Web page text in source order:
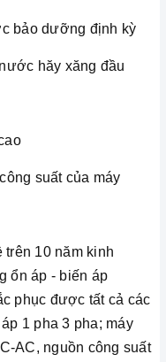
bảo dưỡng định kỳ
hăy xăng đầu
suất của máy
10 năm kinh
ổn áp - biến áp
phục được tất cả các
1 pha 3 pha; máy
AC, nguồn công suất